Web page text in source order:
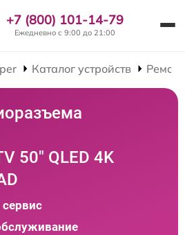
+7 (800) 101-14-79
Ежедневно с 9:00 до 21:00
Каталог устройств
50" QLED 4K